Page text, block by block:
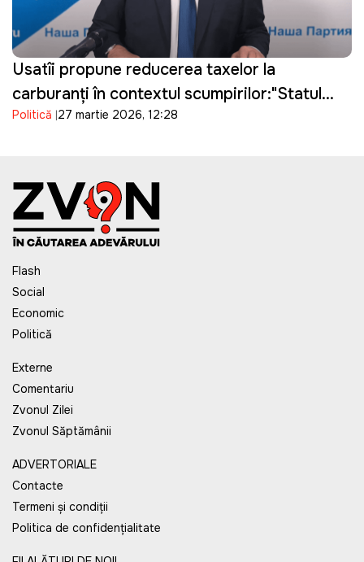
Usatîi propune reducerea taxelor la
carburanți în contextul scumpirilor:"Statul
câștigă, oamenii suferă"
Politică 27 martie 2026, 12:28
Flash
Social
Economic
Politică
Externe
Comentariu
Zvonul Zilei
Zvonul Săptămânii
ADVERTORIALE
Contacte
Termeni și condiții
Politica de confidențialitate